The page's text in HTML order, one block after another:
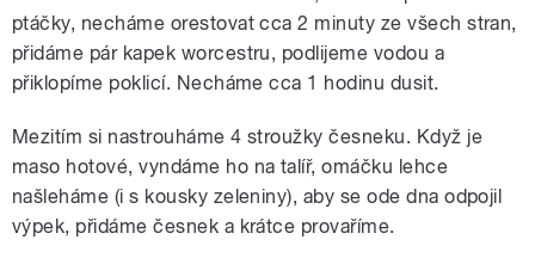
ptáčky, necháme orestovat cca 2 minuty ze všech stran,
přidáme pár kapek worcestru, podlijeme vodou a
přiklopíme poklicí. Necháme cca 1 hodinu dusit.
Mezitím si nastrouháme 4 stroužky česneku. Když je
maso hotové, vyndáme ho na talíř, omáčku lehce
našleháme (i s kousky zeleniny), aby se ode dna odpojil
výpek, přidáme česnek a krátce provaříme.